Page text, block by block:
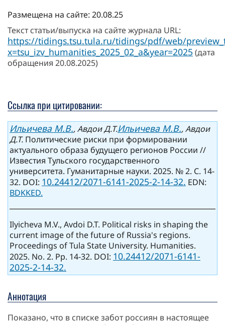
Размещена на сайте: 20.08.25
Текст статьи/выпуска на сайте журнала URL:
https://tidings.tsu.tula.ru/tidings/pdf/web/
x=tsu_izv_humanities_2025_02_a&year=2025 (дата
обращения 20.08.2025)
Ссылка при цитировании:
Ильичева М.В., Авдои Д.Т.Ильичева М.В., Авдои
Д.Т. Политические риски при формировании
актуального образа будущего регионов России //
Известия Тульского государственного
университета. Гуманитарные науки. 2025. № 2. С. 14-
32. DOI: 10.24412/2071-6141-2025-2-14-32. EDN:
BDKKED.
Ilyicheva M.V., Avdoi D.T. Political risks in shaping the
current image of the future of Russia's regions.
Proceedings of Tula State University. Humanities.
2025. No. 2. Pp. 14-32. DOI: 10.24412/2071-6141-
2025-2-14-32.
Аннотация
Показано, что в списке забот россиян в настоящее